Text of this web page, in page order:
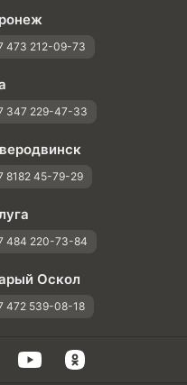
473 212-09-73
347 229-47-33
8182 45-79-29
484 220-73-84
Оскол
472 539-08-18